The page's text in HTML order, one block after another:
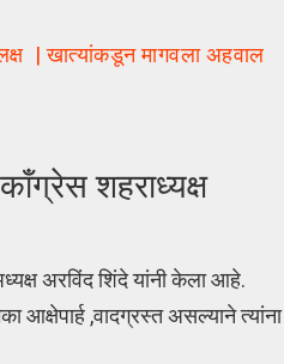
| खात्यांकडून मागवला अहवाल
शहराध्यक्ष
अरविंद शिंदे यांनी केला आहे.
,वादग्रस्त असल्याने त्यांना